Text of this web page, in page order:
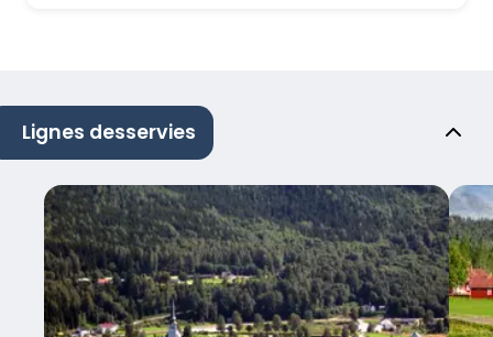
Lignes desservies